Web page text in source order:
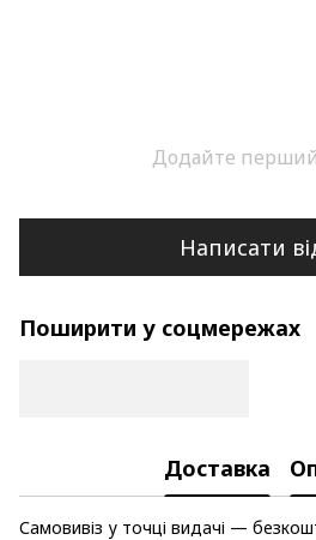
Додайте перший
Написати
Поширити у соцмережах
Доставка
Самовивіз у точці видачі —